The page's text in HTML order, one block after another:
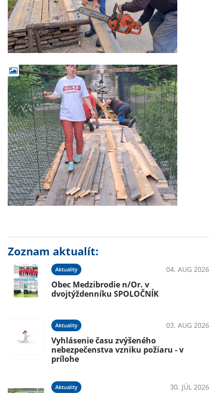
Zoznam aktualít:
Aktuality 04. AUG 2026
Obec Medzibrodie n/Or. v
dvojtýždenníku SPOLOČNÍK
Aktuality 03. AUG 2026
Vyhlásenie času zvýšeného
nebezpečenstva vzniku požiaru - v
prílohe
Aktuality 30. JÚL 2026